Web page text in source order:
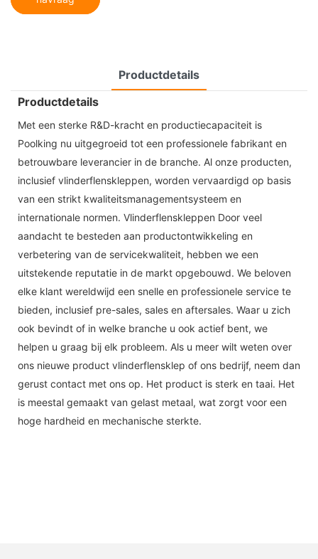
Productdetails
Productdetails
Met een sterke R&D-kracht en productiecapaciteit is
Poolking nu uitgegroeid tot een professionele fabrikant en
betrouwbare leverancier in de branche. Al onze producten,
inclusief vlinderflenskleppen, worden vervaardigd op basis
van een strikt kwaliteitsmanagementsysteem en
internationale normen. Vlinderflenskleppen Door veel
aandacht te besteden aan productontwikkeling en
verbetering van de servicekwaliteit, hebben we een
uitstekende reputatie in de markt opgebouwd. We beloven
elke klant wereldwijd een snelle en professionele service te
bieden, inclusief pre-sales, sales en aftersales. Waar u zich
ook bevindt of in welke branche u ook actief bent, we
helpen u graag bij elk probleem. Als u meer wilt weten over
ons nieuwe product vlinderflensklep of ons bedrijf, neem dan
gerust contact met ons op. Het product is sterk en taai. Het
is meestal gemaakt van gelast metaal, wat zorgt voor een
hoge hardheid en mechanische sterkte.